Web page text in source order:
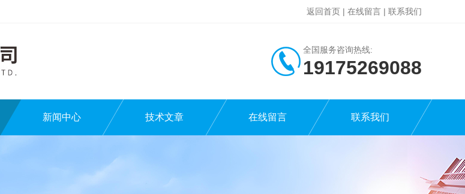
返回首页 | 在线留言 | 联系我们
全国服务咨询热线:
19175269088
新闻中心 技术文章 在线留言 联系我们